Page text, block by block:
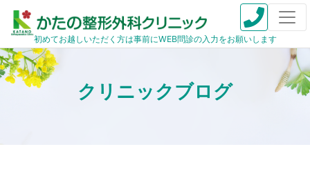
初めてお越しいただく方は事前にWEB問診の入力をお願いします